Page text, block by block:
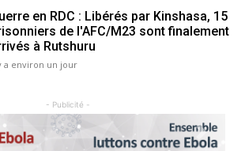
en RDC : Libérés par Kinshasa, 15
de l'AFC/M23 sont finalement
à Rutshuru
a environ un jour
- Publicité -
Next